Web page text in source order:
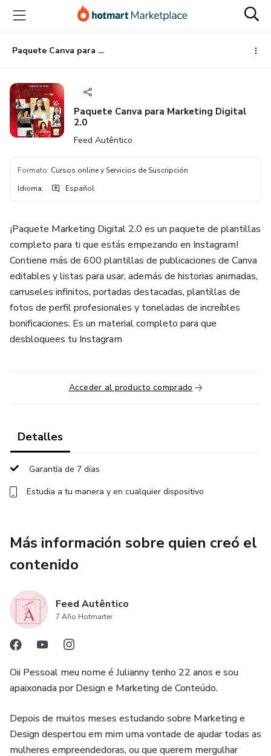
principal
página
de
página
Paquete Canva para Marketing Digital 2.0
Paquete Canva para Marketing Digital
2.0
Feed Autêntico
Formato: Cursos online y Servicios de Suscripción
Idioma: Español
¡Paquete Marketing Digital 2.0 es un paquete de plantillas
completo para ti que estás empezando en Instagram!
Contiene más de 600 plantillas de publicaciones de Canva
editables y listas para usar, además de historias animadas,
carruseles infinitos, portadas destacadas, plantillas de
fotos de perfil profesionales y toneladas de increíbles
bonificaciones. Es un material completo para que
desbloquees tu Instagram
Acceder al producto comprado
Detalles
Garantía de 7 días
Estudia a tu manera y en cualquier dispositivo
Más información sobre quien creó el
contenido
Feed Autêntico
7 Año Hotmarter
Oii Pessoal meu nome é Julianny tenho 22 anos e sou
apaixonada por Design e Marketing de Conteúdo.
Depois de muitos meses estudando sobre Marketing e
Design despertou em mim uma vontade de ajudar todas as
mulheres empreendedoras, ou que querem mergulhar